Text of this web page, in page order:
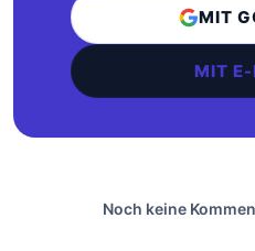
MIT
MIT
Noch keine